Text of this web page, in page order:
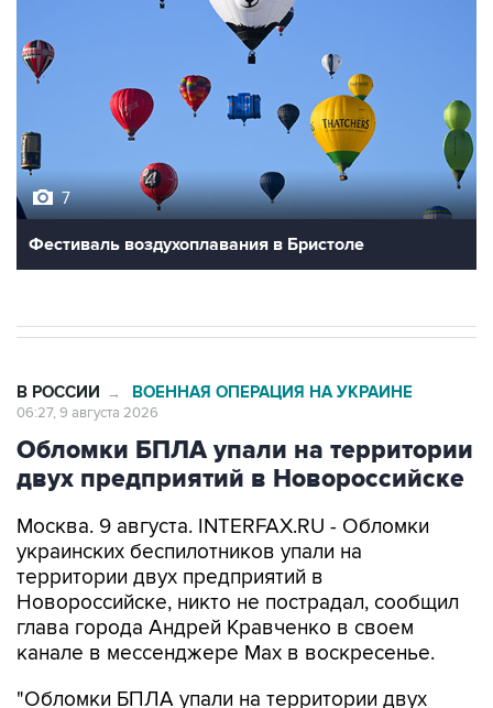
7
Фестиваль воздухоплавания в Бристоле
В РОССИИ → ВОЕННАЯ ОПЕРАЦИЯ НА УКРАИНЕ
06:27, 9 августа 2026
Обломки БПЛА упали на территории
двух предприятий в Новороссийске
Москва. 9 августа. INTERFAX.RU - Обломки
украинских беспилотников упали на
территории двух предприятий в
Новороссийске, никто не пострадал, сообщил
глава города Андрей Кравченко в своем
канале в мессенджере Max в воскресенье.
"Обломки БПЛА упали на территории двух